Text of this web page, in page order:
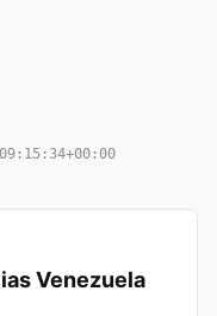
Venezuela